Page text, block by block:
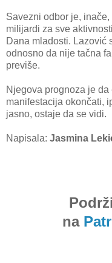
Savezni odbor je,
milijardi za sve
Dana mladosti. Lazović
odnosno da nije tačna
previše.
Njegova prognoza je
manifestacija okončati,
jasno, ostaje da se vidi.
Napisala: Jasmina
na